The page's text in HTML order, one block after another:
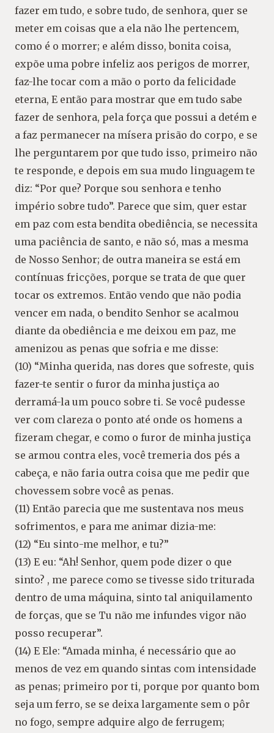
fazer em tudo, e sobre tudo, de senhora, quer se
meter em coisas que a ela não lhe pertencem,
como é o morrer; e além disso, bonita coisa,
expõe uma pobre infeliz aos perigos de morrer,
faz-lhe tocar com a mão o porto da felicidade
eterna, E então para mostrar que em tudo sabe
fazer de senhora, pela força que possui a detém e
a faz permanecer na mísera prisão do corpo, e se
lhe perguntarem por que tudo isso, primeiro não
te responde, e depois em sua mudo linguagem te
diz: “Por que? Porque sou senhora e tenho
império sobre tudo”. Parece que sim, quer estar
em paz com esta bendita obediência, se necessita
uma paciência de santo, e não só, mas a mesma
de Nosso Senhor; de outra maneira se está em
contínuas fricções, porque se trata de que quer
tocar os extremos. Então vendo que não podia
vencer em nada, o bendito Senhor se acalmou
diante da obediência e me deixou em paz, me
amenizou as penas que sofria e me disse:
(10) “Minha querida, nas dores que sofreste, quis
fazer-te sentir o furor da minha justiça ao
derramá-la um pouco sobre ti. Se você pudesse
ver com clareza o ponto até onde os homens a
fizeram chegar, e como o furor de minha justiça
se armou contra eles, você tremeria dos pés a
cabeça, e não faria outra coisa que me pedir que
chovessem sobre você as penas.
(11) Então parecia que me sustentava nos meus
sofrimentos, e para me animar dizia-me:
(12) “Eu sinto-me melhor, e tu?”
(13) E eu: “Ah! Senhor, quem pode dizer o que
sinto? , me parece como se tivesse sido triturada
dentro de uma máquina, sinto tal aniquilamento
de forças, que se Tu não me infundes vigor não
posso recuperar”.
(14) E Ele: “Amada minha, é necessário que ao
menos de vez em quando sintas com intensidade
as penas; primeiro por ti, porque por quanto bom
seja um ferro, se se deixa largamente sem o pôr
no fogo, sempre adquire algo de ferrugem;